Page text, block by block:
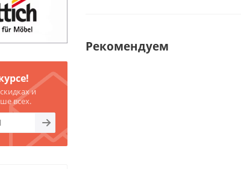
Рекомендуем
и
всех.